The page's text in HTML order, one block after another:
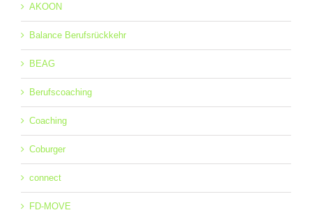
AKOON
Balance Berufsrückkehr
BEAG
Berufscoaching
Coaching
Coburger
connect
FD-MOVE